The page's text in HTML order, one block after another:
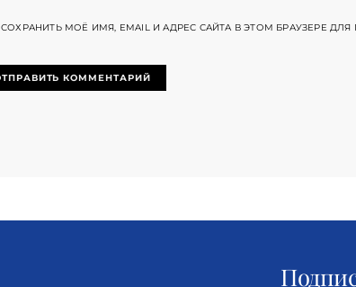
СОХРАНИТЬ МОЁ ИМЯ, EMAIL И АДРЕС САЙТА В ЭТОМ БРАУЗЕРЕ